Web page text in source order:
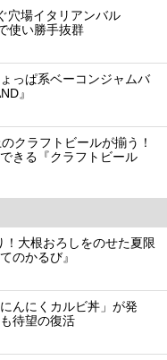
穴場イタリアンバル
使い勝手抜群
っぱ系ベーコンジャムバ
』
クラフトビールが揃う！
きる『クラフトビール
大根おろしをのせた夏限
のかるび』
んにくカルビ丼」が発
待望の復活